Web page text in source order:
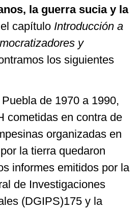
la guerra sucia y la
capítulo Introducción a
y
los siguientes
de 1970 a 1990,
cometidas en contra de
organizadas en
la tierra quedaron
informes emitidos por la
de Investigaciones
(DGIPS)175 y la